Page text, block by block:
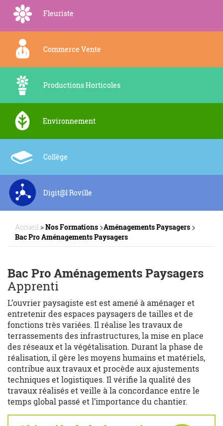
Fleuriste
Commerce Vente
Productions Horticoles
Environnement
Collège
Digit@l Roville
Accueil>Nos Formations >Aménagements Paysagers >
Bac Pro Aménagements Paysagers
Bac Pro Aménagements Paysagers
Apprenti
L’ouvrier paysagiste est est amené à aménager et
entretenir des espaces paysagers de tailles et de
fonctions très variées. Il réalise les travaux de
terrassements des infrastructures, la mise en place
des réseaux et la végétalisation. Durant la phase de
réalisation, il gère les moyens humains et matériels,
contribue aux travaux et procède aux ajustements
techniques et logistiques. Il vérifie la qualité des
travaux réalisés et veille à la concordance entre le
temps global passé et l’importance du chantier.